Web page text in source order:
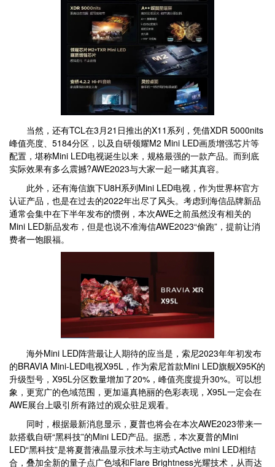
当然，还有TCL在3月21日推出的X11系列，凭借XDR 5000nits
峰值亮度、5184分区，以及自研领耀M2 Mini LED画质增强芯片等
配置，堪称Mini LED电视诞生以来，规格最强的一款产品。而到底
实际效果有多么震撼?AWE2023与大家一起一睹其真容。
此外，还有海信旗下U8H系列Mini LED电视，作为世界杯官方
认证产品，也是在过去的2022年出尽了风头。考虑到海信品牌新品
通常会集中在下半年发布的惯例，本次AWE之前虽然没有相关的
Mini LED新品发布，但是也说不准海信AWE2023“偷跑”，提前让消
费者一饱眼福。
海外Mini LED阵营最让人期待的应当是，索尼2023年年初发布
的BRAVIA Mini-LED电视X95L，作为索尼首款Mini LED旗舰X95K的
升级型号，X95L分区数量增加了20%，峰值亮度提升30%。可以想
象，更宽广的色域范围，更加逼真艳丽的色彩表现，X95L一定会在
AWE展台上吸引所有路过的观众驻足观看。
同时，根据最新消息显示，夏普也将会在本次AWE2023带来一
款搭载自研“黑科技”的Mini LED产品。据悉，本次夏普的Mini
LED“黑科技”是将夏普液晶显示技术与主动式Active mini LED相结
合，叠加全新的量子点广色域和Flare Brightness光耀技术，从而达